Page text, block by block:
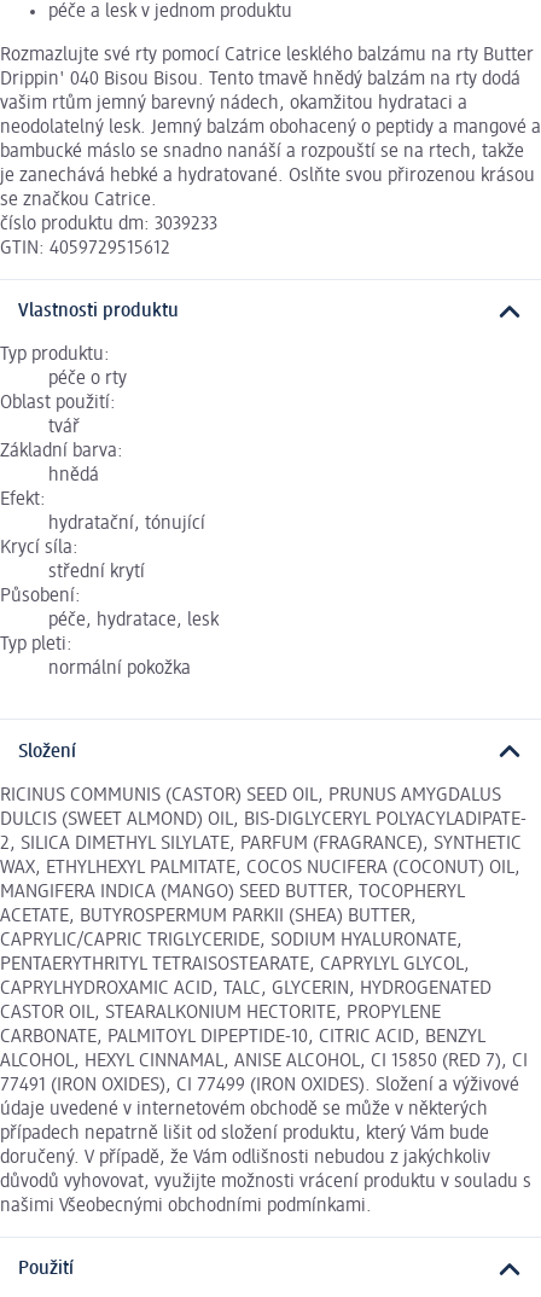
péče a lesk v jednom produktu
Rozmazlujte své rty pomocí Catrice lesklého balzámu na rty Butter
Drippin' 040 Bisou Bisou. Tento tmavě hnědý balzám na rty dodá
vašim rtům jemný barevný nádech, okamžitou hydrataci a
neodolatelný lesk. Jemný balzám obohacený o peptidy a mangové a
bambucké máslo se snadno nanáší a rozpouští se na rtech, takže
je zanechává hebké a hydratované. Oslňte svou přirozenou krásou
se značkou Catrice.
číslo produktu dm: 3039233
GTIN: 4059729515612
Vlastnosti produktu
Typ produktu:
péče o rty
Oblast použití:
tvář
Základní barva:
hnědá
Efekt:
hydratační, tónující
Krycí síla:
střední krytí
Působení:
péče, hydratace, lesk
Typ pleti:
normální pokožka
Složení
RICINUS COMMUNIS (CASTOR) SEED OIL, PRUNUS AMYGDALUS
DULCIS (SWEET ALMOND) OIL, BIS-DIGLYCERYL POLYACYLADIPATE-
2, SILICA DIMETHYL SILYLATE, PARFUM (FRAGRANCE), SYNTHETIC
WAX, ETHYLHEXYL PALMITATE, COCOS NUCIFERA (COCONUT) OIL,
MANGIFERA INDICA (MANGO) SEED BUTTER, TOCOPHERYL
ACETATE, BUTYROSPERMUM PARKII (SHEA) BUTTER,
CAPRYLIC/CAPRIC TRIGLYCERIDE, SODIUM HYALURONATE,
PENTAERYTHRITYL TETRAISOSTEARATE, CAPRYLYL GLYCOL,
CAPRYLHYDROXAMIC ACID, TALC, GLYCERIN, HYDROGENATED
CASTOR OIL, STEARALKONIUM HECTORITE, PROPYLENE
CARBONATE, PALMITOYL DIPEPTIDE-10, CITRIC ACID, BENZYL
ALCOHOL, HEXYL CINNAMAL, ANISE ALCOHOL, CI 15850 (RED 7), CI
77491 (IRON OXIDES), CI 77499 (IRON OXIDES). Složení a výživové
údaje uvedené v internetovém obchodě se může v některých
případech nepatrně lišit od složení produktu, který Vám bude
doručený. V případě, že Vám odlišnosti nebudou z jakýchkoliv
důvodů vyhovovat, využijte možnosti vrácení produktu v souladu s
našimi Všeobecnými obchodními podmínkami.
Použití